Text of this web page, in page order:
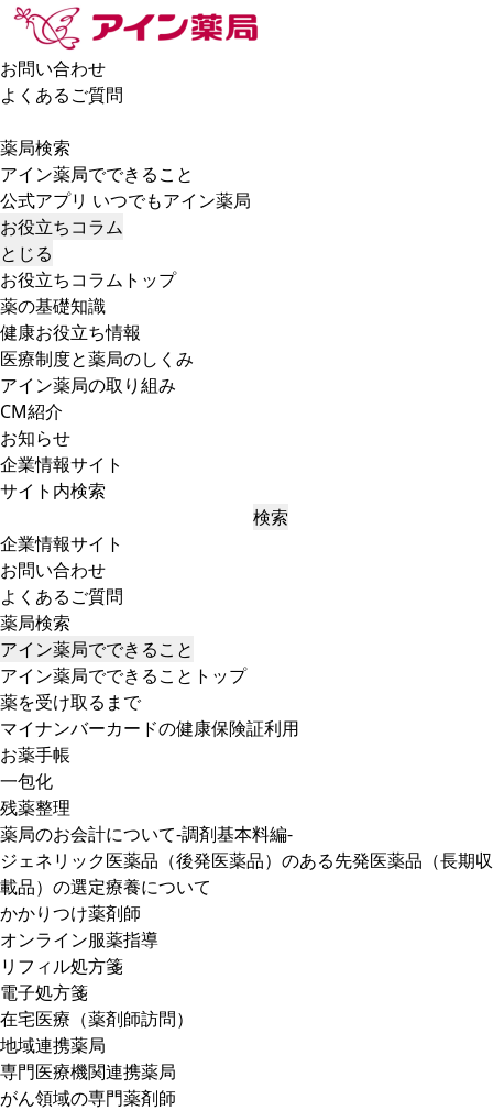
お問い合わせ
よくあるご質問
薬局検索
アイン薬局でできること
公式アプリ いつでもアイン薬局
お役立ちコラム
とじる
お役立ちコラムトップ
薬の基礎知識
健康お役立ち情報
医療制度と薬局のしくみ
アイン薬局の取り組み
CM紹介
お知らせ
企業情報サイト
サイト内検索
検索
企業情報サイト
お問い合わせ
よくあるご質問
薬局検索
アイン薬局でできること
アイン薬局でできることトップ
薬を受け取るまで
マイナンバーカードの健康保険証利用
お薬手帳
一包化
残薬整理
薬局のお会計について-調剤基本料編-
ジェネリック医薬品（後発医薬品）のある先発医薬品（長期収
載品）の選定療養について
かかりつけ薬剤師
オンライン服薬指導
リフィル処方箋
電子処方箋
在宅医療（薬剤師訪問）
地域連携薬局
専門医療機関連携薬局
がん領域の専門薬剤師